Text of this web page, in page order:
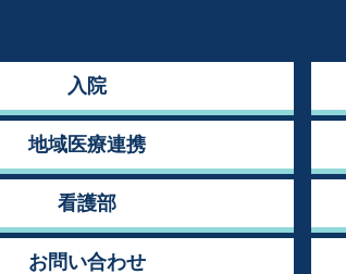
入院
地域医療連携
看護部
お問い合わせ